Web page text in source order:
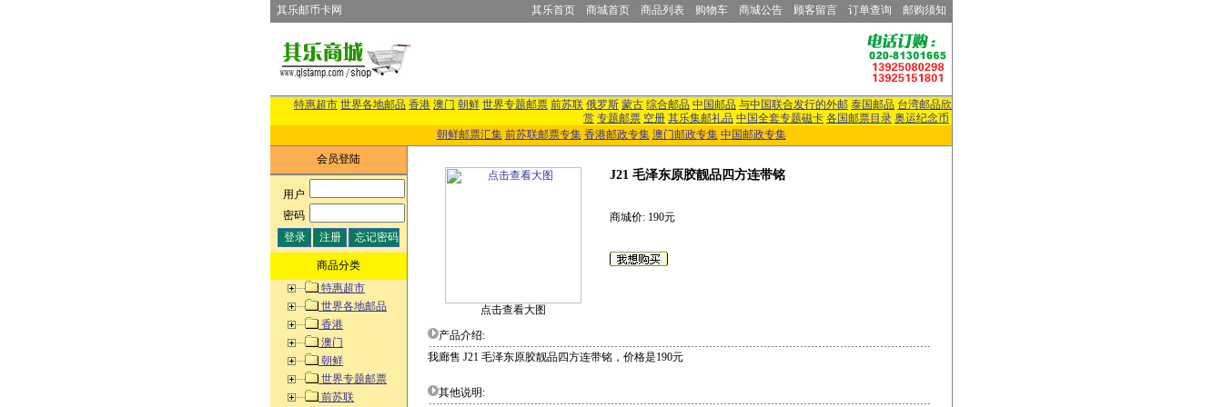
其乐邮币卡网 其乐首页 商城首页 商品列表 购物车 商城公告 顾客留言 订单查询 邮购须知
特惠超市 世界各地邮品 香港 澳门 朝鲜 世界专题邮票 前苏联 俄罗斯 蒙古 综合邮品 中国邮品 与中国联合发行的外邮 泰国邮品 台湾邮品欣
赏 专题邮票 空册 其乐集邮礼品 中国全套专题磁卡 各国邮票目录 奥运纪念币
朝鲜邮票汇集 前苏联邮票专集 香港邮政专集 澳门邮政专集 中国邮政专集
会员登陆
用户:
密码:
商品分类
特惠超市
世界各地邮品
香港
澳门
朝鲜
世界专题邮票
前苏联
点击查看大图
J21 毛泽东原胶靓品四方连带铭
商城价: 190元
产品介绍:
我廊售 J21 毛泽东原胶靓品四方连带铭，价格是190元
其他说明: